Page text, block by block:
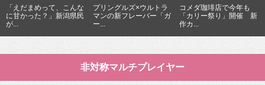
「えだまめって、こんな
に甘かった？」新潟県民
が...
プリングルズ×ウルトラ
マンの新フレーバー「ガ
ー...
コメダ珈琲店で今年も
「カリー祭り」開催 新
作カ...
非対称マルチプレイヤー